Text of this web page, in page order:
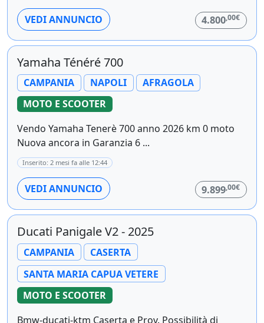
VEDI ANNUNCIO 4.800,00€
Yamaha Ténéré 700
CAMPANIA NAPOLI
AFRAGOLA
MOTO E SCOOTER
Vendo Yamaha Tenerè 700 anno 2026 km 0 moto
Nuova ancora in Garanzia 6 ...
Inserito: 2 mesi fa alle 12:44
VEDI ANNUNCIO 9.899,00€
Ducati Panigale V2 - 2025
CAMPANIA
CASERTA
SANTA MARIA CAPUA VETERE
MOTO E SCOOTER
Bmw-ducati-ktm Caserta e Prov. Possibilità di